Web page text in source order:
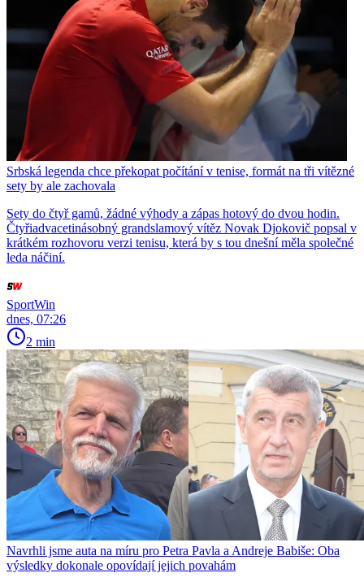
Srbská legenda chce překopat počítání v tenise, formát na tři vítězné
sety by ale zachovala
Sety do čtyř gamů, žádné výhody a zápas hotový do dvou hodin.
Čtyřiadvacetinásobný grandslamový vítěz Novak Djokovič popsal v
krátkém rozhovoru verzi tenisu, která by s tou dnešní měla společné
leda náčiní.
SportWin
dnes, 07:26
2 min
Navrhli jsme auta na míru pro Petra Pavla a Andreje Babiše: Oba
výsledky dokonale opovídají jejich povahám